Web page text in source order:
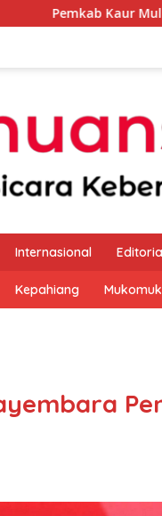
Mulai Petakan
Internasional
Kepahiang